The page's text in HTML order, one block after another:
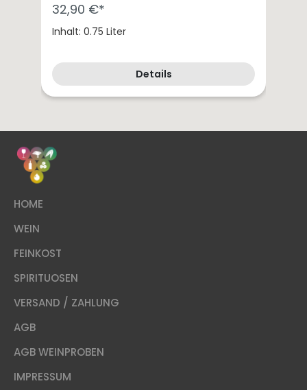
32,90 €*
Inhalt: 0.75 Liter
Details
HOME
WEIN
FEINKOST
SPIRITUOSEN
VERSAND / ZAHLUNG
AGB
AGB WEINPROBEN
IMPRESSUM